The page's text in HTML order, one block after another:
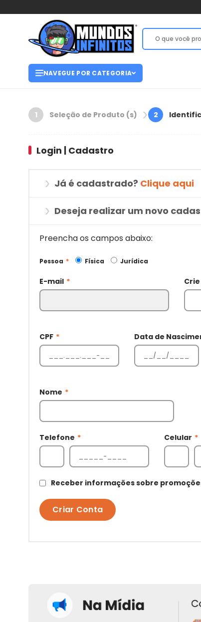
NAVEGUE POR CATEGORIA
1 Seleção de Produto (s) 2
Login | Cadastro
Já é cadastrado? Clique aqui
Deseja realizar um novo
Preencha os campos abaixo:
Pessoa * Física Jurídica
E-mail *
CPF * Data de
Nome *
Telefone * Celular *
Receber informações sobre
Criar Conta